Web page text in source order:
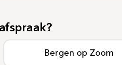
Bergen op Zoom